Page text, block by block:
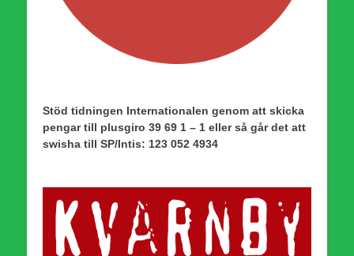
Stöd tidningen Internationalen genom att skicka
pengar till plusgiro 39 69 1 – 1 eller så går det att
swisha till SP/Intis: 123 052 4934